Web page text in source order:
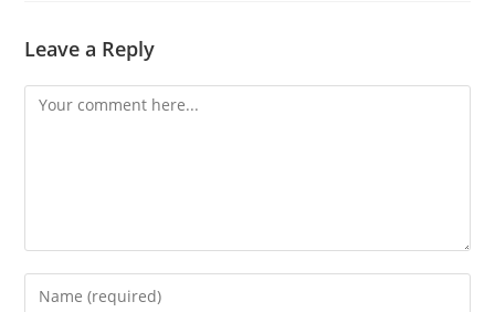
Leave a Reply